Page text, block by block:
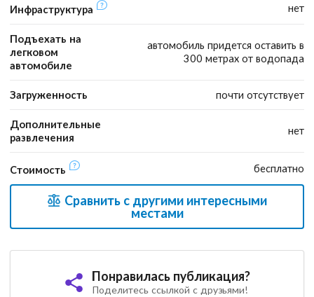
Инфраструктура нет
Подъехать на
легковом
автомобиле
автомобиль придется оставить в
300 метрах от водопада
Загруженность почти отсутствует
Дополнительные
развлечения
нет
Стоимость бесплатно
Сравнить с другими интересными
местами
Понравилась публикация?
Поделитесь ссылкой с друзьями!